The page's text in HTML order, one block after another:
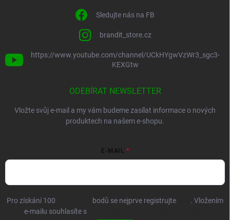
Sledujte nás na FB
brandit_store.cz
https://www.youtube.com/channel/UCkHYgwVzWr3_sgc3-
KEXGtw
ODEBÍRAT NEWSLETTER
Vložte svůj e-mail a my vám budeme zasílat informace o nových
produktech na našem e-shopu.
E-MAIL
Pro získání 100 bodů se nejprve registrujte
. Vložením
e-mailu souhlasíte s